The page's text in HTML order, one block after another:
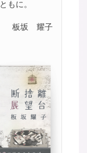
もに。
板坂 耀子